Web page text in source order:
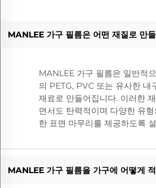
MANLEE 가구 필름은 어떤 재질로 만
MANLEE 가구 필름은 일반적
의 PETG, PVC 또는 유사한 내
재료로 만들어집니다. 이러한
면서도 탄력적이며 다양한 유
한 표면 마무리를 제공하도록
MANLEE 가구 필름을 가구에 어떻게